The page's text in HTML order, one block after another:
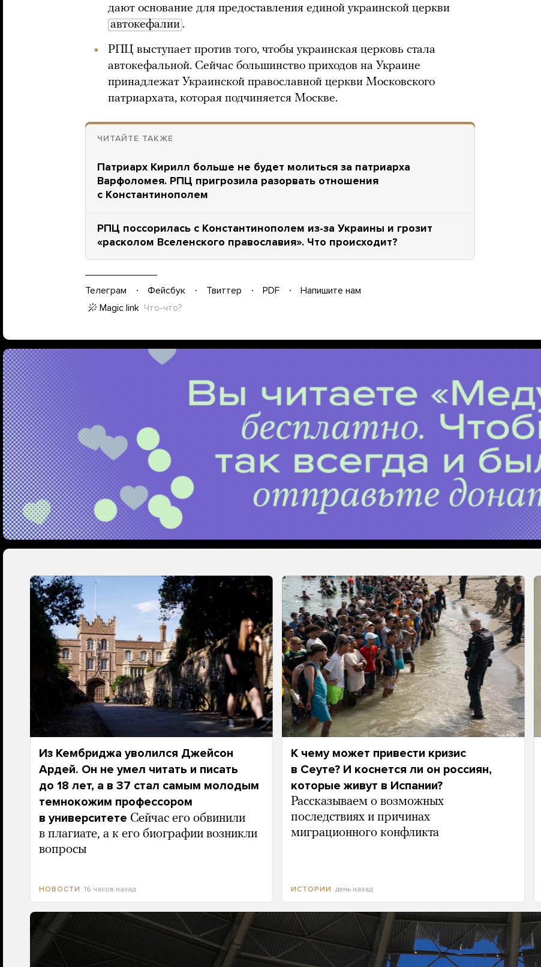
дают основание для предоставления единой украинской церкви
автокефалии .
РПЦ выступает против того, чтобы украинская церковь стала
автокефальной. Сейчас большинство приходов на Украине
принадлежат Украинской православной церкви Московского
патриархата, которая подчиняется Москве.
ЧИТАЙТЕ ТАКЖЕ
Патриарх Кирилл больше не будет молиться за патриарха
Варфоломея. РПЦ пригрозила разорвать отношения
с Константинополем
РПЦ поссорилась с Константинополем из-за Украины и грозит
«расколом Вселенского православия». Что происходит?
Телеграм Фейсбук Твиттер PDF
Напишите нам
Magic link Что-что?
Из Кембриджа уволился Джейсон
Ардей. Он не умел читать и писать
до 18 лет, а в 37 стал самым молодым
темнокожим профессором
в университете Сейчас его обвинили
в плагиате, а к его биографии возникли
вопросы
НОВОСТИ 16 часов назад
К чему может привести кризис
в Сеуте? И коснется ли он россиян,
которые живут в Испании?
Рассказываем о возможных
последствиях и причинах
миграционного конфликта
ИСТОРИИ день назад